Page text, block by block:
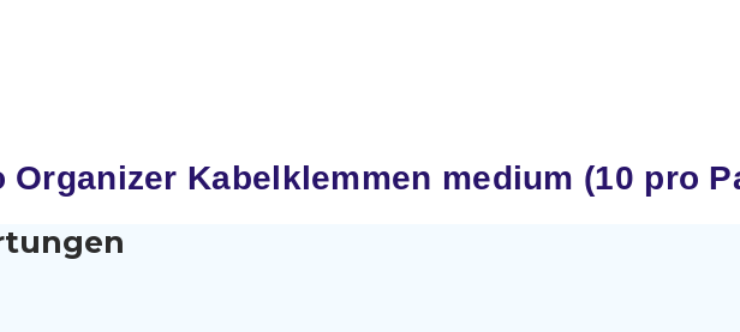
Organizer Kabelklemmen medium (10 pro